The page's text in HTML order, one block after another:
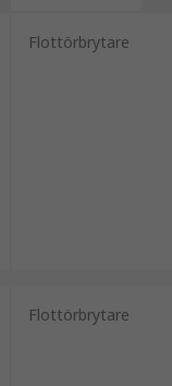
Flottörbrytare
Flottörbrytare